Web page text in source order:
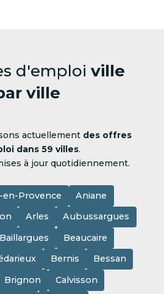
d'emploi ville
ville
actuellement des offres
dans 59 villes.
à jour quotidiennement.
en-Provence
Aniane
Arles
Aubussargues
Baillargues
Beaucaire
Bernis
Bessan
Brignon
Calvisson